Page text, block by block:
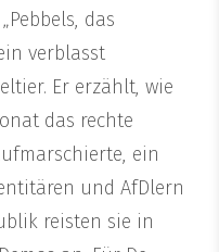
das
verblasst
Er erzählt, wie
das rechte
ein
und AfDlern
reisten sie in